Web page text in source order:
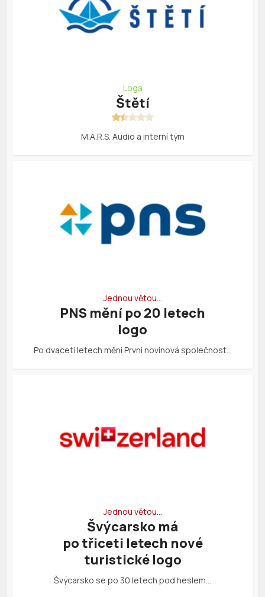
Loga
Štětí
M.A.R.S. Audio a interní tým
Jednou větou…
PNS mění po 20 letech
logo
Po dvaceti letech mění První novinová společnost…
Jednou větou…
Švýcarsko má
po třiceti letech nové
turistické logo
Švýcarsko se po 30 letech pod heslem…